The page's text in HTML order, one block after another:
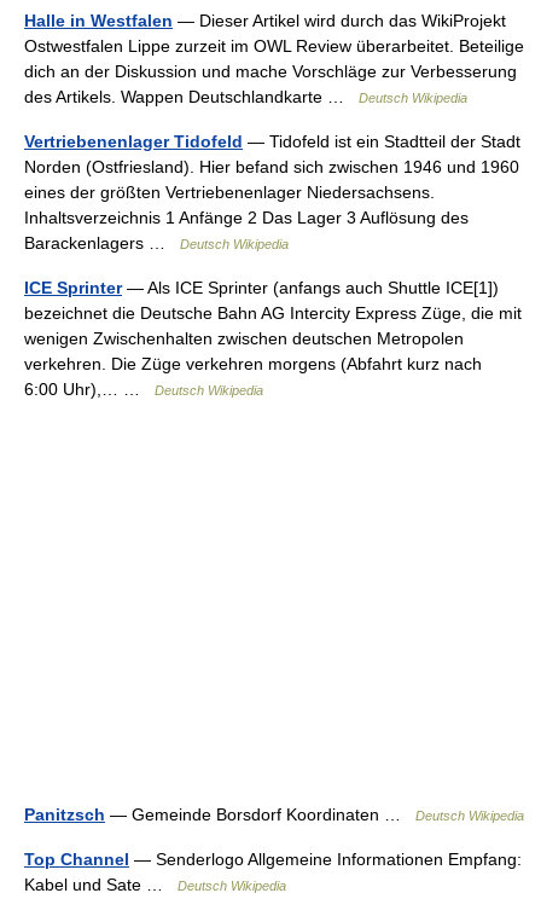
Halle in Westfalen — Dieser Artikel wird durch das WikiProjekt
Ostwestfalen Lippe zurzeit im OWL Review überarbeitet. Beteilige
dich an der Diskussion und mache Vorschläge zur Verbesserung
des Artikels. Wappen Deutschlandkarte …
Deutsch Wikipedia
Vertriebenenlager Tidofeld — Tidofeld ist ein Stadtteil der Stadt
Norden (Ostfriesland). Hier befand sich zwischen 1946 und 1960
eines der größten Vertriebenenlager Niedersachsens.
Inhaltsverzeichnis 1 Anfänge 2 Das Lager 3 Auflösung des
Barackenlagers …
Deutsch Wikipedia
ICE Sprinter— Als ICE Sprinter (anfangs auch Shuttle ICE[1])
bezeichnet die Deutsche Bahn AG Intercity Express Züge, die mit
wenigen Zwischenhalten zwischen deutschen Metropolen
verkehren. Die Züge verkehren morgens (Abfahrt kurz nach
6:00 Uhr),… …
Deutsch Wikipedia
Panitzsch — Gemeinde Borsdorf Koordinaten … Deutsch Wikipedia
Top Channel — Senderlogo Allgemeine Informationen Empfang:
Kabel und Sate …
Deutsch Wikipedia